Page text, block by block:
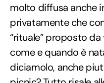
molto diffusa anche
privatamente che
“rituale” proposto
come e quando è
diciamolo, anche